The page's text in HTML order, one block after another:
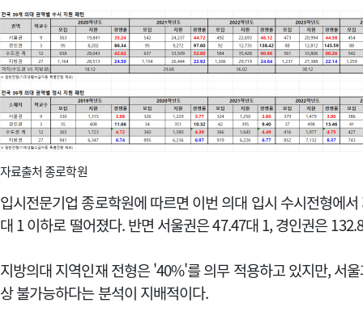
자료출처 종로학원
입시전문기업 종로학원에 따르면 이번 의대 입시 수시전형에
대 1 이하로 떨어졌다.반면 서울권은 47.47대 1, 경인권은
지방의대 지역인재 전형은 '40%'를 의무 적용하고 있지만, 서
상 불가능하다는 분석이 지배적이다.